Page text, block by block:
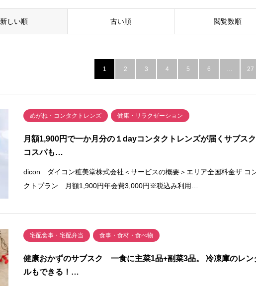
新しい順 古い順 閲覧数順
1 2 3 4 5 6 … 27
めがね・コンタクトレンズ 健康・リラクゼーション
月額1,900円で一か月分の１dayコンタクトレンズが届くサブスク
コスパも…
dicon ダイコン粧美堂株式会社＜サービスの概要＞エリア全国料金ザ コ
クトプラン 月額1,900円年会費3,000円※税込み利用…
宅配食事・宅配弁当 食事・食材・食べ物
健康おかずのサブスク 一食に主菜1品+副菜3品。 冷凍庫のレン
ルもできる！…